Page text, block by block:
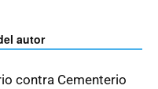
autor
contra Cementerio